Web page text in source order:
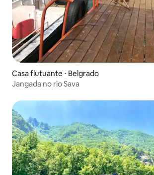
Casa flutuante ⋅ Belgrado
Jangada no rio Sava